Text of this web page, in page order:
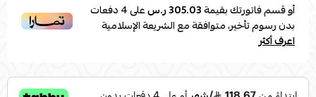
أو قسم فاتورتك بقيمة305.03 ر.س على4دفعات
بدون رسوم تأخير، متوافقة مع الشريعة الإسلامية
اعرف أكثر